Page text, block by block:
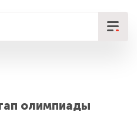
олимпиады